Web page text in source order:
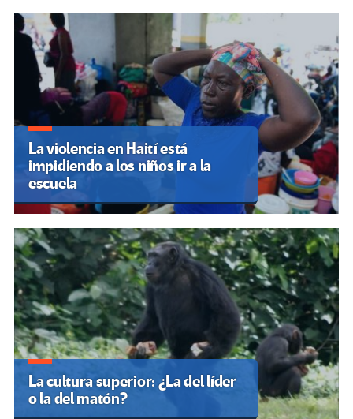
La violencia en Haití está
impidiendo a los niños ir a la
escuela
La cultura superior: ¿La del líder
o la del matón?